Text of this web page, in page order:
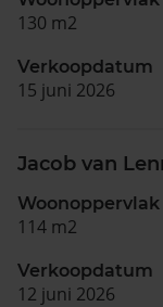
130 m2
Verkoopdatum
15 juni 2026
Jacob van
Woonoppervlak
114 m2
Verkoopdatum
12 juni 2026